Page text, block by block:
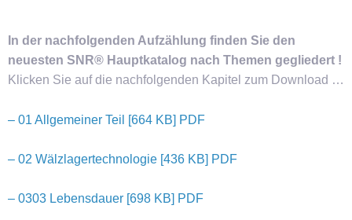
In der nachfolgenden Aufzählung finden Sie den
neuesten SNR® Hauptkatalog nach Themen gegliedert !
Klicken Sie auf die nachfolgenden Kapitel zum Download …
– 01 Allgemeiner Teil [664 KB] PDF
– 02 Wälzlagertechnologie [436 KB] PDF
– 0303 Lebensdauer [698 KB] PDF